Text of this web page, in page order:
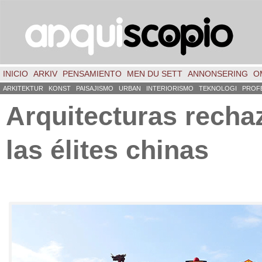
INICIO ARKIV PENSAMIENTO MEN DU SETT ANNONSERING
ARKITEKTUR KONST PAISAJISMO URBAN INTERIORISMO TEKNOLOGI
Arquitecturas
las élites chinas